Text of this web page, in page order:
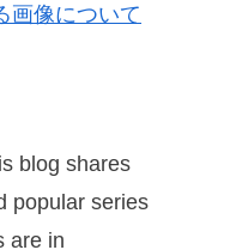
画像について
blog shares
popular series
are in